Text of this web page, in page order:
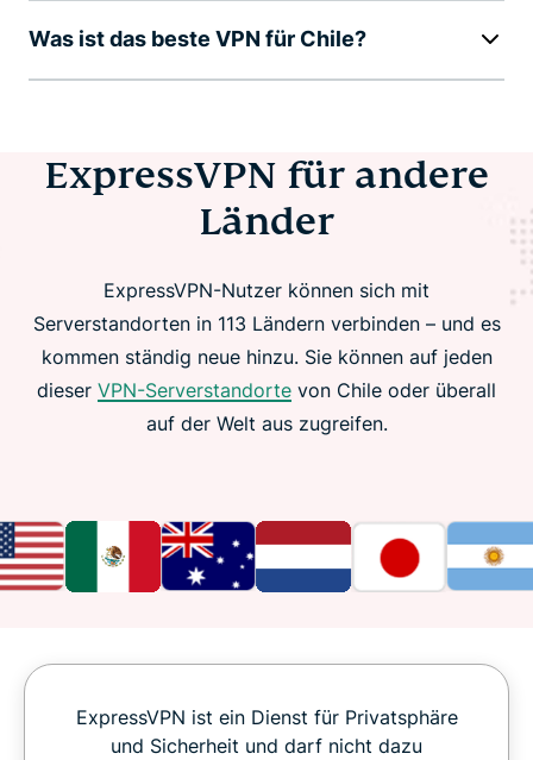
Was ist das beste VPN für Chile?
ExpressVPN für andere
Länder
ExpressVPN-Nutzer können sich mit
Serverstandorten in 113 Ländern verbinden – und es
kommen ständig neue hinzu. Sie können auf jeden
dieser VPN-Serverstandorte von Chile oder überall
auf der Welt aus zugreifen.
ExpressVPN ist ein Dienst für Privatsphäre
und Sicherheit und darf nicht dazu